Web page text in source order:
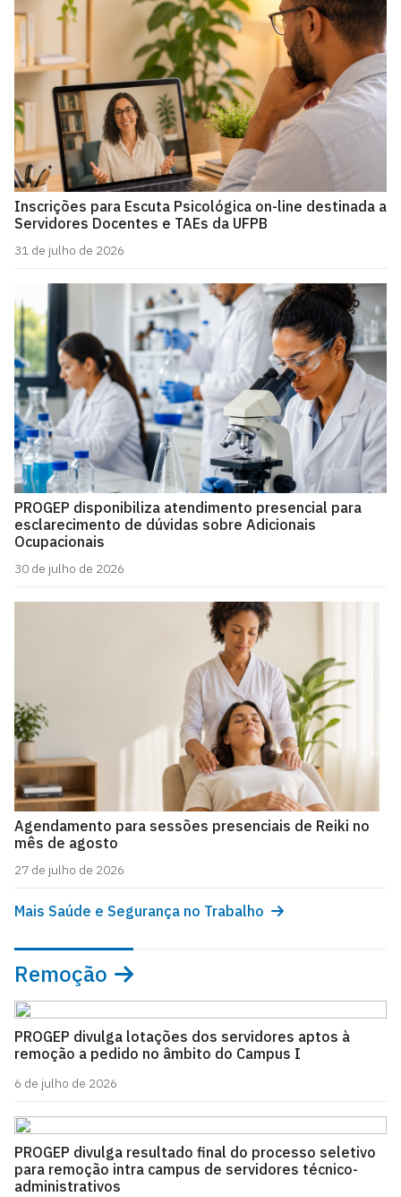
Inscrições para Escuta Psicológica on-line destinada a
Servidores Docentes e TAEs da UFPB
31 de julho de 2026
PROGEP disponibiliza atendimento presencial para
esclarecimento de dúvidas sobre Adicionais
Ocupacionais
30 de julho de 2026
Agendamento para sessões presenciais de Reiki no
mês de agosto
27 de julho de 2026
Mais Saúde e Segurança no Trabalho
Remoção
PROGEP divulga lotações dos servidores aptos à
remoção a pedido no âmbito do Campus I
6 de julho de 2026
PROGEP divulga resultado final do processo seletivo
para remoção intra campus de servidores técnico-
administrativos